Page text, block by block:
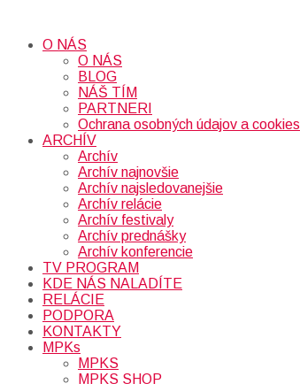
O NÁS
O NÁS
BLOG
NÁŠ TÍM
PARTNERI
Ochrana osobných údajov a cookies
ARCHÍV
Archív
Archív najnovšie
Archív najsledovanejšie
Archív relácie
Archív festivaly
Archív prednášky
Archív konferencie
TV PROGRAM
KDE NÁS NALADÍTE
RELÁCIE
PODPORA
KONTAKTY
MPKs
MPKS
MPKS SHOP